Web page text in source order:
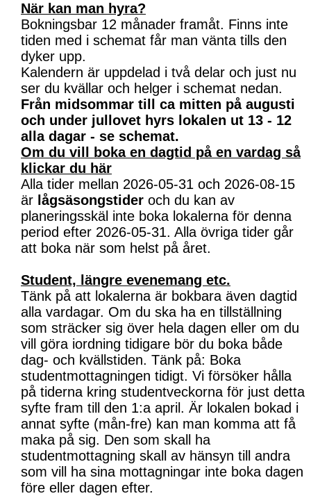
När kan man hyra?
Bokningsbar 12 månader framåt. Finns inte
tiden med i schemat får man vänta tills den
dyker upp.
Kalendern är uppdelad i två delar och just nu
ser du kvällar och helger i schemat nedan.
Från midsommar till ca mitten på augusti
och under jullovet hyrs lokalen ut 13 - 12
alla dagar - se schemat.
Om du vill boka en dagtid på en vardag så
klickar du här
Alla tider mellan 2026-05-31 och 2026-08-15
är lågsäsongstider och du kan av
planeringsskäl inte boka lokalerna för denna
period efter 2026-05-31. Alla övriga tider går
att boka när som helst på året.
Student, längre evenemang etc.
Tänk på att lokalerna är bokbara även dagtid
alla vardagar. Om du ska ha en tillställning
som sträcker sig över hela dagen eller om du
vill göra iordning tidigare bör du boka både
dag- och kvällstiden. Tänk på: Boka
studentmottagningen tidigt. Vi försöker hålla
på tiderna kring studentveckorna för just detta
syfte fram till den 1:a april. Är lokalen bokad i
annat syfte (mån-fre) kan man komma att få
maka på sig. Den som skall ha
studentmottagning skall av hänsyn till andra
som vill ha sina mottagningar inte boka dagen
före eller dagen efter.